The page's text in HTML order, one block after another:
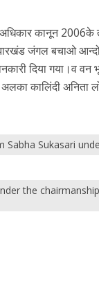
कानून 2006के
जंगल बचाओ
दिया गया।व वन
कालिंदी अनिता
Sukasari
the